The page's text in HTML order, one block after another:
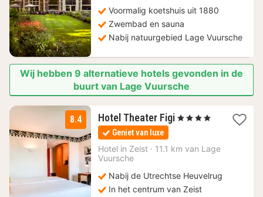
Voormalig koetshuis uit 1880
Zwembad en sauna
Nabij natuurgebied Lage Vuursche
Wij hebben 9 alternatieve hotels gevonden in de
buurt van Lage Vuursche
8.4 Hotel Theater Figi 1
96,80
, 4 Sterren
Geniet van luxe
Hotel in Zeist · 11.1 km van Lage
Vuursche
Nabij de Utrechtse Heuvelrug
In het centrum van Zeist